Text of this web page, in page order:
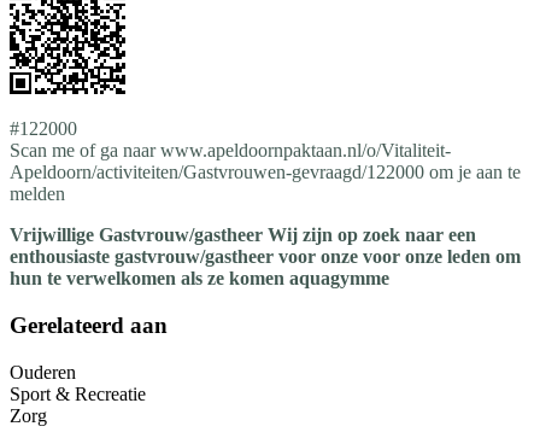
#122000
Scan me of ga naar www.apeldoornpaktaan.nl/o/Vitaliteit-
Apeldoorn/activiteiten/Gastvrouwen-gevraagd/122000 om je aan te
melden
Vrijwillige Gastvrouw/gastheer Wij zijn op zoek naar een
enthousiaste gastvrouw/gastheer voor onze voor onze leden om
hun te verwelkomen als ze komen aquagymme
Gerelateerd aan
Ouderen
Sport & Recreatie
Zorg